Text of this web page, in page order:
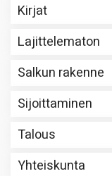
Kirjat
Lajittelematon
Salkun rakenne
Sijoittaminen
Talous
Yhteiskunta